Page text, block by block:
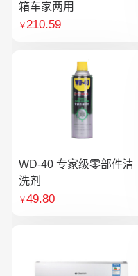
箱车家两用
￥210.59
WD-40 专家级零部件清
洗剂
￥49.80